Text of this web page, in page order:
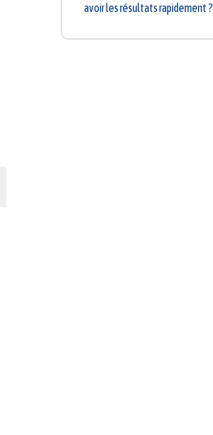
avoir les résultats rapidement ?